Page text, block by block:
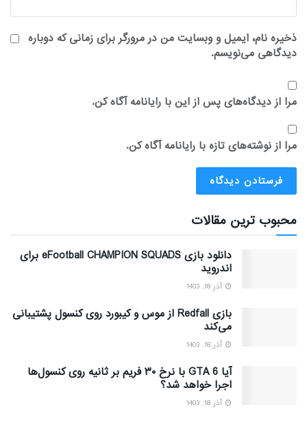
ذخیره نام، ایمیل و وبسایت من در مرورگر برای زمانی که دوباره
دیدگاهی می‌نویسم.
مرا از دیدگاه‌های پس از این با رایانامه آگاه کن.
مرا از نوشته‌های تازه با رایانامه آگاه کن.
محبوب ترین مقالات
دانلود بازی eFootball CHAMPION SQUADS برای
اندروید
آذر 18, 1403
بازی Redfall از موس و کیبورد روی کنسول پشتیبانی
می‌کند
آذر 18, 1403
آیا GTA 6 با نرخ ۳۰ فریم بر ثانیه روی کنسول‌ها
اجرا خواهد شد؟
آذر 18, 1403